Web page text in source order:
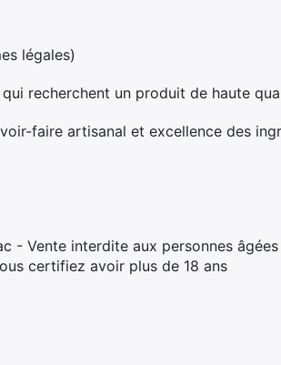
légales)
recherchent un produit de haute
faire artisanal et excellence des
Vente interdite aux personnes âgées
certifiez avoir plus de 18 ans